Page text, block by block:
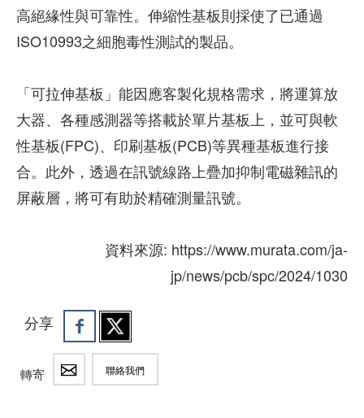
高絕緣性與可靠性。伸縮性基板則採使了已通過
ISO10993之細胞毒性測試的製品。
「可拉伸基板」能因應客製化規格需求，將運算放
大器、各種感測器等搭載於單片基板上，並可與軟
性基板(FPC)、印刷基板(PCB)等異種基板進行接
合。此外，透過在訊號線路上疊加抑制電磁雜訊的
屏蔽層，將可有助於精確測量訊號。
資料來源: https://www.murata.com/ja-
jp/news/pcb/spc/2024/1030
分享
轉寄 聯絡我們